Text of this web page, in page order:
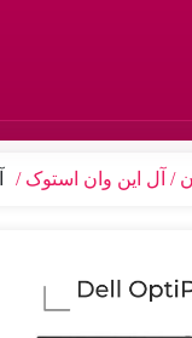
آل این وان استوک